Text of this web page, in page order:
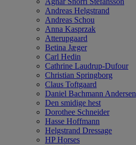
Andreas Helgstrand
Andreas Schou
Anna Kasprzak
Atterupgaard
Betina Jæger
Carl Hedin
Cathrine Laudrup-Dufour
Christian Springborg
Claus Toftgaard
Daniel Bachmann Andersen
Den smidige hest
Dorothee Schneider
Hasse Hoffmann
Helgstrand Dressage
HP Horses